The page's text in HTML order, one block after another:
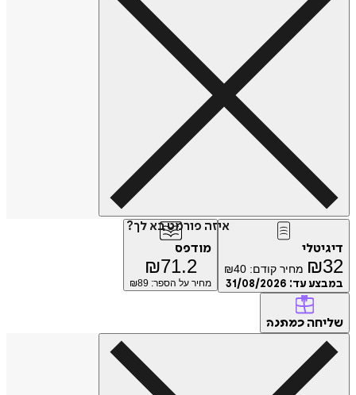
איזה פורמט בא לך?
דיגיטלי
₪32 מחיר קודם: ₪40
במבצע עד: 31/08/2026
מודפס
₪71.2
מחיר על הספר: ₪ 89
שליחה כמתנה